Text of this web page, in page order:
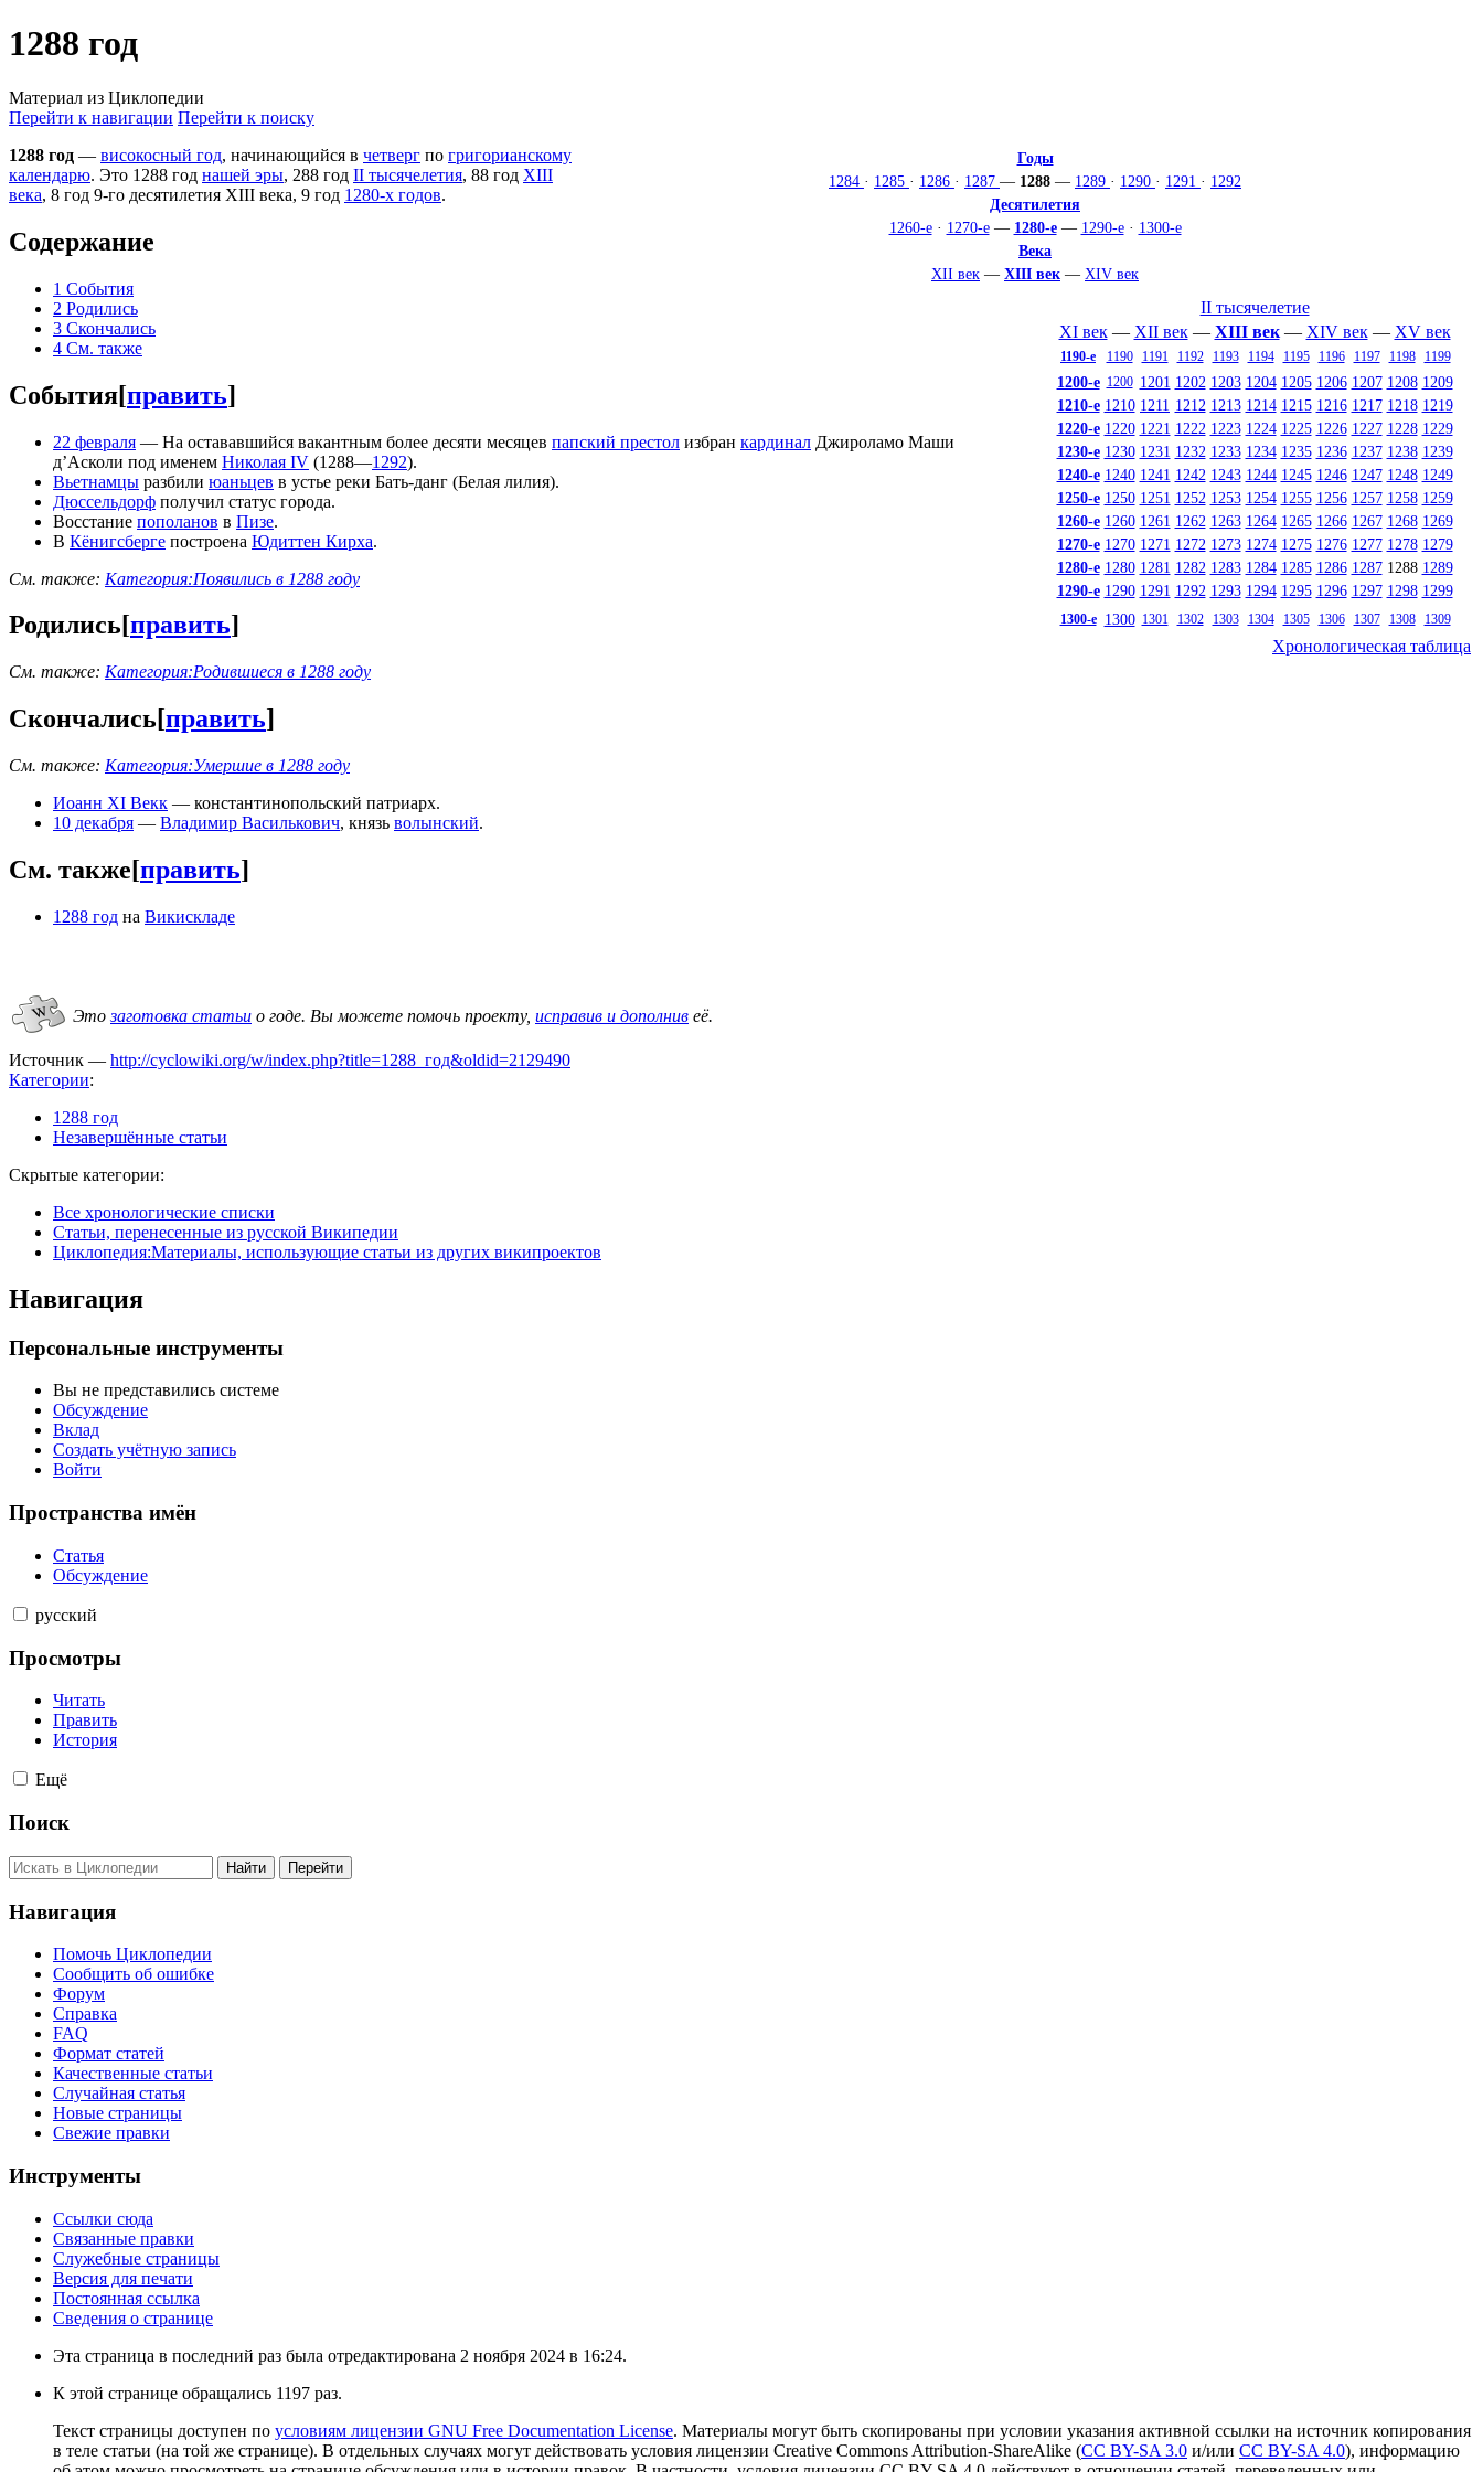
1288 год
Материал из Циклопедии
Перейти к навигации Перейти к поиску
Годы
1284 · 1285 · 1286 · 1287 — 1288 — 1289 · 1290 · 1291 · 1292
Десятилетия
1260-е· 1270-е— 1280-е— 1290-е· 1300-е
Века
XII век — XIII век — XIV век
II тысячелетие
XI век— XII век— XIII век— XIV век— XV век
1190-е 1190 1191 1192 1193 1194 1195 1196 1197 1198 1199
1200-е 1200 1201 1202 1203 1204 1205 1206 1207 1208 1209
1210-е 1210 1211 1212 1213 1214 1215 1216 1217 1218 1219
1220-е 1220 1221 1222 1223 1224 1225 1226 1227 1228 1229
1230-е 1230 1231 1232 1233 1234 1235 1236 1237 1238 1239
1240-е 1240 1241 1242 1243 1244 1245 1246 1247 1248 1249
1250-е 1250 1251 1252 1253 1254 1255 1256 1257 1258 1259
1260-е 1260 1261 1262 1263 1264 1265 1266 1267 1268 1269
1270-е 1270 1271 1272 1273 1274 1275 1276 1277 1278 1279
1280-е 1280 1281 1282 1283 1284 1285 1286 1287 1288 1289
1290-е 1290 1291 1292 1293 1294 1295 1296 1297 1298 1299
1300-е 1300 1301 1302 1303 1304 1305 1306 1307 1308 1309
Хронологическая таблица
1288 год — високосный год, начинающийся в четверг по григорианскому
календарю. Это 1288 год нашей эры, 288 год II тысячелетия, 88 год XIII
века, 8 год 9-го десятилетия XIII века, 9 год 1280-х годов.
Содержание
1 События
2 Родились
3 Скончались
4 См. также
События[править]
22 февраля — На остававшийся вакантным более десяти месяцев папский престол избран кардинал Джироламо Маши
д’Асколи под именем Николая IV (1288—1292).
Вьетнамцы разбили юаньцев в устье реки Бать-данг (Белая лилия).
Дюссельдорф получил статус города.
Восстание пополанов в Пизе.
В Кёнигсберге построена Юдиттен Кирха.
См. также: Категория:Появились в 1288 году
Родились[править]
См. также: Категория:Родившиеся в 1288 году
Скончались[править]
См. также: Категория:Умершие в 1288 году
Иоанн XI Векк — константинопольский патриарх.
10 декабря — Владимир Василькович, князь волынский.
См. также[править]
1288 год на Викискладе
Этозаготовка статьи о годе. Вы можете помочь проекту, исправив и дополнив её.
Источник — http://cyclowiki.org/w/index.php?title=1288_год&oldid=2129490
Категории:
1288 год
Незавершённые статьи
Скрытые категории:
Все хронологические списки
Статьи, перенесенные из русской Википедии
Циклопедия:Материалы, использующие статьи из других википроектов
Навигация
Персональные инструменты
Вы не представились системе
Обсуждение
Вклад
Создать учётную запись
Войти
Пространства имён
Статья
Обсуждение
русский
Просмотры
Читать
Править
История
Ещё
Поиск
Навигация
Помочь Циклопедии
Сообщить об ошибке
Форум
Справка
FAQ
Формат статей
Качественные статьи
Случайная статья
Новые страницы
Свежие правки
Инструменты
Ссылки сюда
Связанные правки
Служебные страницы
Версия для печати
Постоянная ссылка
Сведения о странице
Эта страница в последний раз была отредактирована 2 ноября 2024 в 16:24.
К этой странице обращались 1197 раз.
Текст страницы доступен по условиям лицензии GNU Free Documentation License. Материалы могут быть скопированы при условии указания активной ссылки на источник копирования
в теле статьи (на той же странице). В отдельных случаях могут действовать условия лицензии Creative Commons Attribution-ShareAlike (CC BY-SA 3.0 и/или CC BY-SA 4.0), информацию